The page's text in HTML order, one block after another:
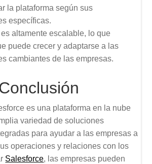
la plataforma según sus
específicas.
altamente escalable, lo que
puede crecer y adaptarse a las
cambiantes de las empresas.
es una plataforma en la nube
variedad de soluciones
para ayudar a las empresas a
operaciones y relaciones con los
Salesforce, las empresas pueden